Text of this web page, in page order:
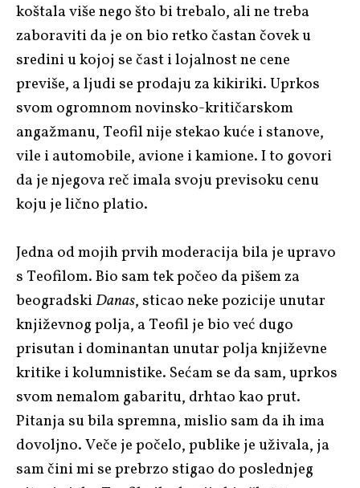
koštala više nego što bi trebalo, ali ne treba
zaboraviti da je on bio retko častan čovek u
sredini u kojoj se čast i lojalnost ne cene
previše, a ljudi se prodaju za kikiriki. Uprkos
svom ogromnom novinsko-kritičarskom
angažmanu, Teofil nije stekao kuće i stanove,
vile i automobile, avione i kamione. I to govori
da je njegova reč imala svoju previsoku cenu
koju je lično platio.
Jedna od mojih prvih moderacija bila je upravo
s Teofilom. Bio sam tek počeo da pišem za
beogradskiDanas, sticao neke pozicije unutar
književnog polja, a Teofil je bio već dugo
prisutan i dominantan unutar polja književne
kritike i kolumnistike. Sećam se da sam, uprkos
svom nemalom gabaritu, drhtao kao prut.
Pitanja su bila spremna, mislio sam da ih ima
dovoljno. Veče je počelo, publike je uživala, ja
sam čini mi se prebrzo stigao do poslednjeg